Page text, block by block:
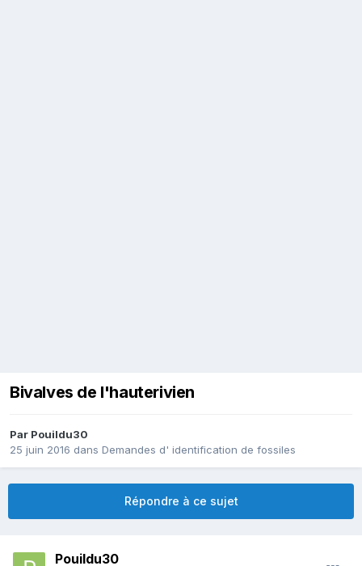
Bivalves de l'hauterivien
Par Pouildu30
25 juin 2016 dans Demandes d' identification de fossiles
Répondre à ce sujet
Pouildu30